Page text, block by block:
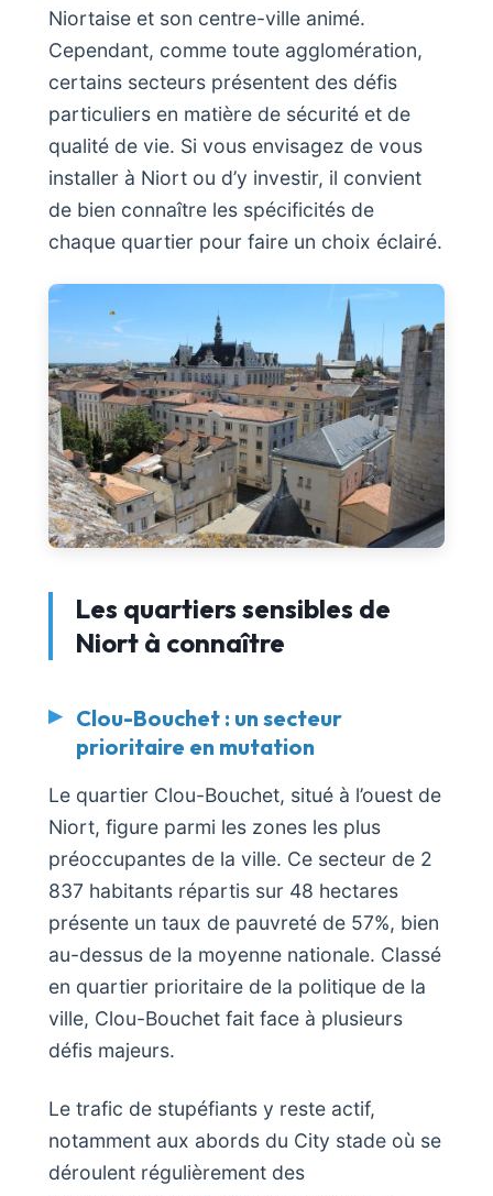
Niortaise et son centre-ville animé.
Cependant, comme toute agglomération,
certains secteurs présentent des défis
particuliers en matière de sécurité et de
qualité de vie. Si vous envisagez de vous
installer à Niort ou d’y investir, il convient
de bien connaître les spécificités de
chaque quartier pour faire un choix éclairé.
Les quartiers sensibles de
Niort à connaître
Clou-Bouchet : un secteur
prioritaire en mutation
Le quartier Clou-Bouchet, situé à l’ouest de
Niort, figure parmi les zones les plus
préoccupantes de la ville. Ce secteur de 2
837 habitants répartis sur 48 hectares
présente un taux de pauvreté de 57%, bien
au-dessus de la moyenne nationale. Classé
en quartier prioritaire de la politique de la
ville, Clou-Bouchet fait face à plusieurs
défis majeurs.
Le trafic de stupéfiants y reste actif,
notamment aux abords du City stade où se
déroulent régulièrement des